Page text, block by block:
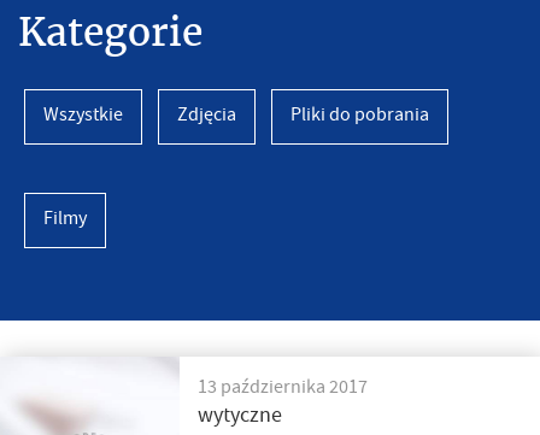
Kategorie
Wszystkie Zdjęcia Pliki do pobrania
Filmy
13 października 2017
wytyczne